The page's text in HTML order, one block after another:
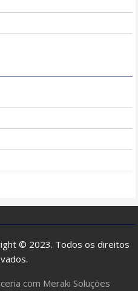
© 2023. Todos os direitos
com Meraki Soluções